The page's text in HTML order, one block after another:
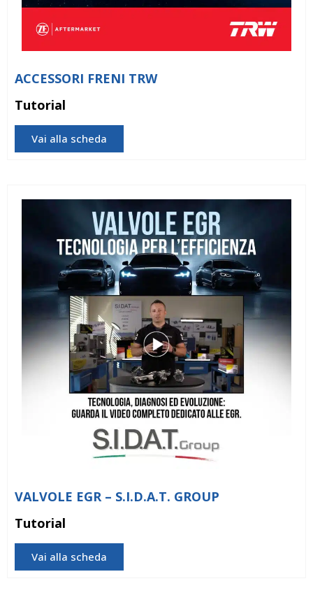
ACCESSORI FRENI TRW
Tutorial
Vai alla scheda
VALVOLE EGR – S.I.D.A.T. GROUP
Tutorial
Vai alla scheda